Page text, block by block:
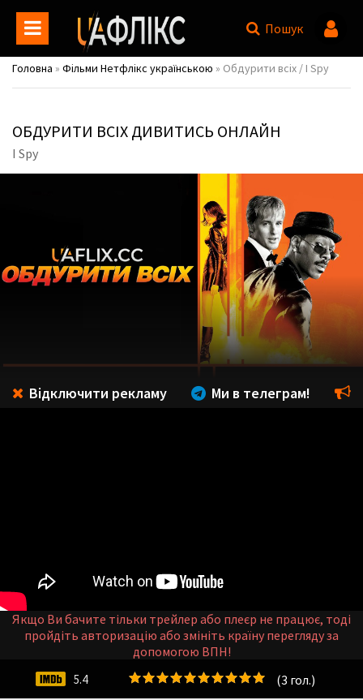
Пошук
Головна » Фільми Нетфлікс українською » Обдурити всіх / I Spy
ОБДУРИТИ ВСІХ ДИВИТИСЬ ОНЛАЙН
I Spy
(3 гол.)
5.4
Відключити рекламу Ми в телеграм!
Якщо Ви бачите тільки трейлер або плеєр не працює, тоді
пройдіть авторизацію або змініть країну перегляду за
допомогою ВПН!